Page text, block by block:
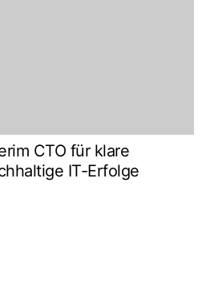
CTO für klare
IT-Erfolge